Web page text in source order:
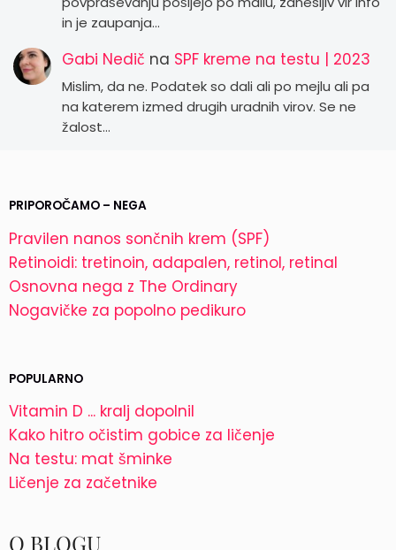
in je zaupanja…
Gabi Nedič na SPF kreme na testu | 2023
Mislim, da ne. Podatek so dali ali po mejlu ali pa
na katerem izmed drugih uradnih virov. Se ne
žalost…
PRIPOROČAMO – NEGA
Pravilen nanos sončnih krem (SPF)
Retinoidi: tretinoin, adapalen, retinol, retinal
Osnovna nega z The Ordinary
Nogavičke za popolno pedikuro
POPULARNO
Vitamin D ... kralj dopolnil
Kako hitro očistim gobice za ličenje
Na testu: mat šminke
Ličenje za začetnike
O BLOGU